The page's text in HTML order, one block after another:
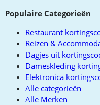
Populaire Categorieën
Restaurant
Reizen &
Dagjes uit
Dameskleding
Elektronica
Alle categorieën
Alle Merken